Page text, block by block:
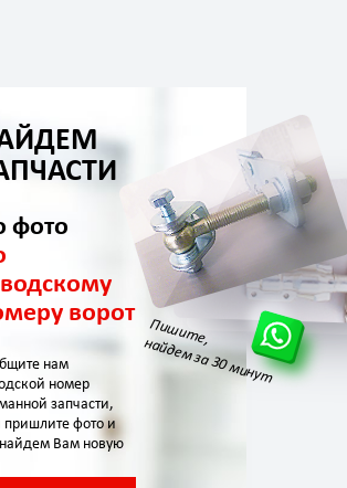
фото
ворот
нам
номер
запчасти,
пришлите фото и
Вам новую
Пишите,
найдем за 30 минут